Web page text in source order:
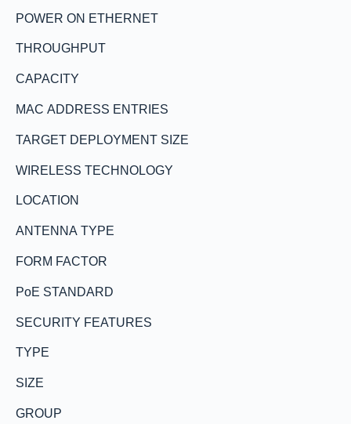
POWER ON ETHERNET
THROUGHPUT
CAPACITY
MAC ADDRESS ENTRIES
TARGET DEPLOYMENT SIZE
WIRELESS TECHNOLOGY
LOCATION
ANTENNA TYPE
FORM FACTOR
PoE STANDARD
SECURITY FEATURES
TYPE
SIZE
GROUP